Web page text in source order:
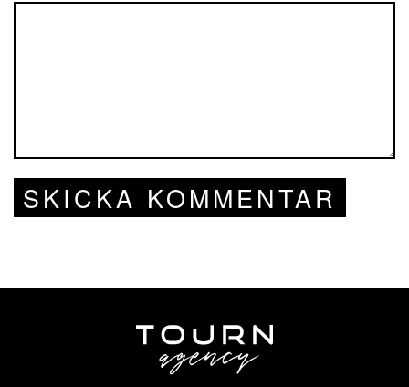
SKICKA KOMMENTAR